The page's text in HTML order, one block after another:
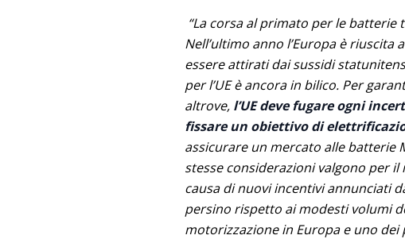
“La corsa al primato per le batterie
Nell’ultimo anno l’Europa è
essere attirati dai sussidi
per l’UE è ancora in bilico. Per
altrove, l’UE deve fugare ogni
fissare un obiettivo di
assicurare un mercato alle batterie
stesse considerazioni valgono per
causa di nuovi incentivi annunciati
persino rispetto ai modesti volumi
motorizzazione in Europa e uno